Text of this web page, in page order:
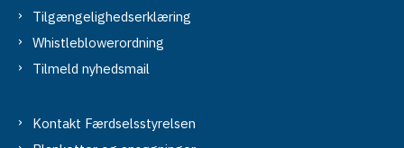
Tilgængelighedserklæring
Whistleblowerordning
Tilmeld nyhedsmail
Kontakt Færdselsstyrelsen